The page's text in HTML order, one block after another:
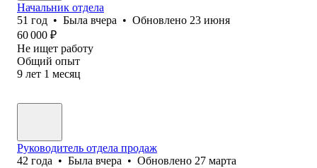
Начальник отдела
51 год • Была вчера • Обновлено 23 июня
60 000 ₽
Не ищет работу
Общий опыт
9 лет 1 месяц
Руководитель отдела продаж
42 года • Была вчера • Обновлено 27 марта